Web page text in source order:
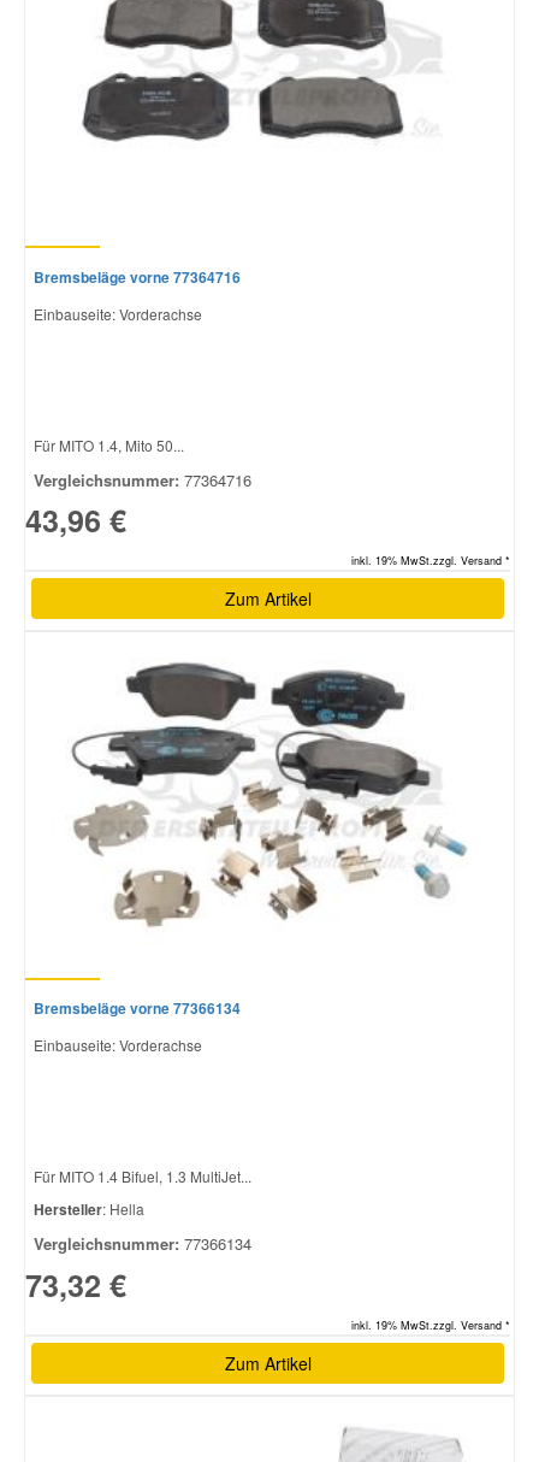
Bremsbeläge vorne 77364716
Einbauseite: Vorderachse
Für MITO 1.4, Mito 50...
Vergleichsnummer: 77364716
43,96 €
inkl. 19% MwSt.zzgl. Versand *
Zum Artikel
Bremsbeläge vorne 77366134
Einbauseite: Vorderachse
Für MITO 1.4 Bifuel, 1.3 MultiJet...
Hersteller: Hella
Vergleichsnummer: 77366134
73,32 €
inkl. 19% MwSt.zzgl. Versand *
Zum Artikel